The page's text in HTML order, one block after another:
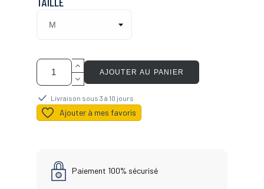
AJOUTER AU PANIER
Livraison sous 3 à 10 jours
Ajouter à mes favoris
Paiement 100% sécurisé